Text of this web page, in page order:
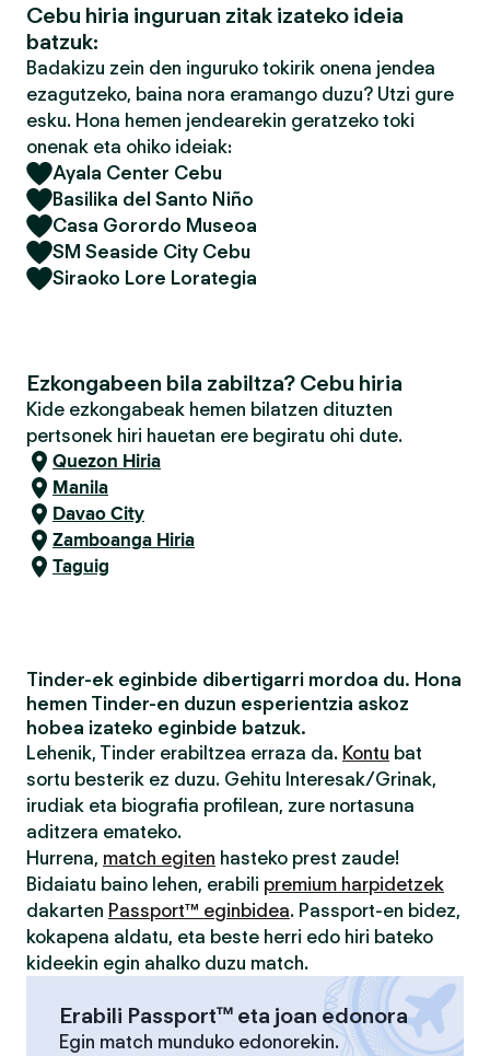
Cebu hiria inguruan zitak izateko ideia
batzuk:
Badakizu zein den inguruko tokirik onena jendea
ezagutzeko, baina nora eramango duzu? Utzi gure
esku. Hona hemen jendearekin geratzeko toki
onenak eta ohiko ideiak:
Ayala Center Cebu
Basilika del Santo Niño
Casa Gorordo Museoa
SM Seaside City Cebu
Siraoko Lore Lorategia
Ezkongabeen bila zabiltza? Cebu hiria
Kide ezkongabeak hemen bilatzen dituzten
pertsonek hiri hauetan ere begiratu ohi dute.
Quezon Hiria
Manila
Davao City
Zamboanga Hiria
Taguig
Tinder-ek eginbide dibertigarri mordoa du. Hona
hemen Tinder-en duzun esperientzia askoz
hobea izateko eginbide batzuk.
Lehenik, Tinder erabiltzea erraza da. Kontu bat
sortu besterik ez duzu. Gehitu Interesak/Grinak,
irudiak eta biografia profilean, zure nortasuna
aditzera emateko.
Hurrena, match egiten hasteko prest zaude!
Bidaiatu baino lehen, erabili premium harpidetzek
dakarten Passport™ eginbidea. Passport-en bidez,
kokapena aldatu, eta beste herri edo hiri bateko
kideekin egin ahalko duzu match.
Erabili Passport™ eta joan edonora
Egin match munduko edonorekin.